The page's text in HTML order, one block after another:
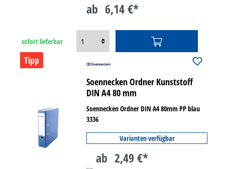
ab 6,14 €*
sofort lieferbar
Tipp
Soennecken Ordner Kunststoff
DIN A4 80 mm
Soennecken Ordner DIN A4 80mm PP blau
3336
Varianten verfügbar
ab 2,49 €*